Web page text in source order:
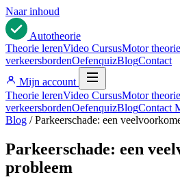
Naar inhoud
Autotheorie
Theorie lerenVideo CursusMotor theorie
verkeersbordenOefenquizBlogContact
Mijn account
Theorie lerenVideo CursusMotor theorie
verkeersbordenOefenquizBlogContact
Blog / Parkeerschade: een
Parkeerschade: een
probleem